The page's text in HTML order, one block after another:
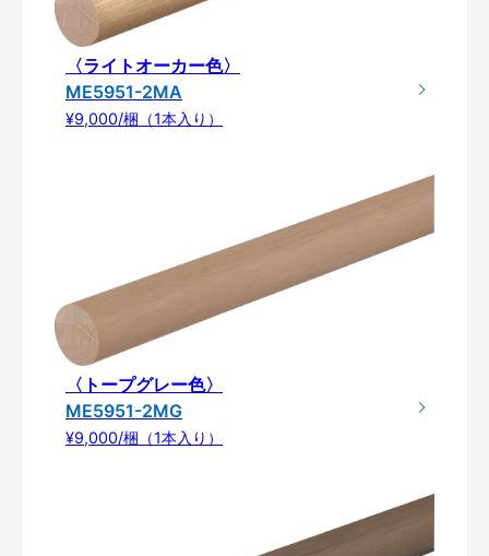
〈ライトオーカー色〉
ME5951-2MA
¥9,000/梱（1本入り）
〈トープグレー色〉
ME5951-2MG
¥9,000/梱（1本入り）